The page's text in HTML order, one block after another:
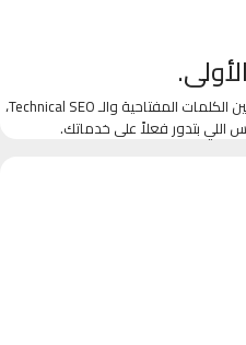
بنخلي جوجل يحب موقعك! من خلال تحسين الكلمات المفتاحية والـ Technical SEO،
اللي بتدور فعلاً على خدماتك.